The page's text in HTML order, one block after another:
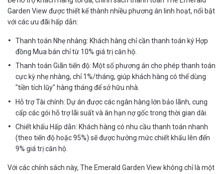
Garden View được thiết kế thành nhiều phương án linh hoạt, nổi bật
với các ưu đãi hấp dẫn:
Thanh toán Nhẹ nhàng: Khách hàng chỉ cần thanh toán ký Hợp
đồng Mua bán chỉ từ 10% giá trị căn hộ.
Thanh toán Giãn tiến độ: Một số phương án cho phép thanh toán
cực kỳ nhẹ nhàng, chỉ 1%/tháng, giúp khách hàng có thể dùng
"tiền tích lũy" hàng tháng để sở hữu nhà.
Hỗ trợ Tài chính: Dự án được các ngân hàng lớn bảo lãnh, cung
cấp các gói hỗ trợ lãi suất và ân hạn nợ gốc trong thời gian dài.
Chiết khấu Hấp dẫn: Khách hàng có nhu cầu thanh toán nhanh
(theo tiến độ hoặc 95%) sẽ được hưởng mức chiết khấu lên đến
9% giá trị căn hộ.
Với các chính sách này, The Emerald Garden View không chỉ là một